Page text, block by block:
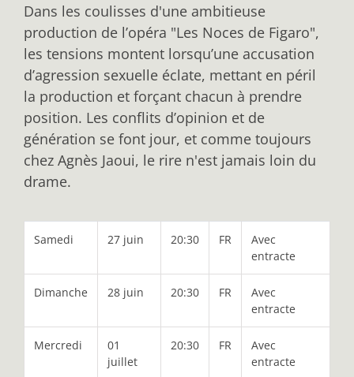
Dans les coulisses d'une ambitieuse
production de l’opéra "Les Noces de Figaro",
les tensions montent lorsqu’une accusation
d’agression sexuelle éclate, mettant en péril
la production et forçant chacun à prendre
position. Les conflits d’opinion et de
génération se font jour, et comme toujours
chez Agnès Jaoui, le rire n'est jamais loin du
drame.
Samedi 27 juin 20:30 FR
Avec
entracte
Dimanche 28 juin 20:30 FR
Avec
entracte
Mercredi
01
juillet
20:30 FR
Avec
entracte